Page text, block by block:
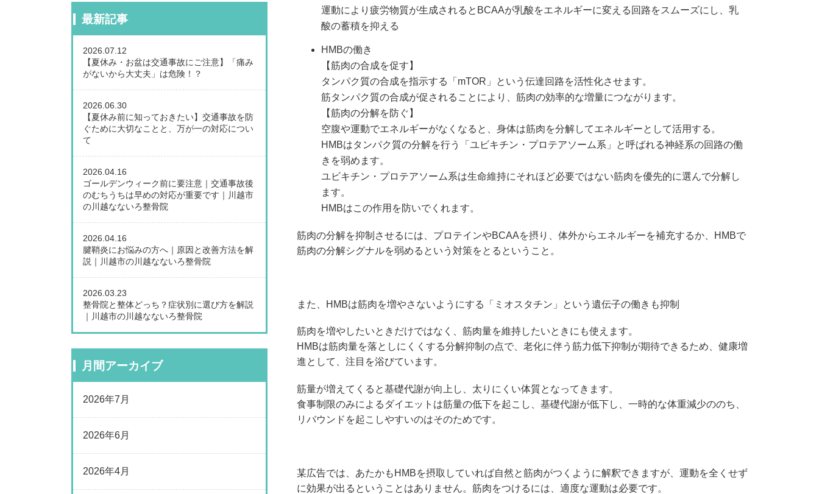
運動により疲労物質が生成されるとBCAAが乳酸をエネルギーに変える回路をスムーズにし、乳
酸の蓄積を抑える
HMBの働き
【筋肉の合成を促す】
タンパク質の合成を指示する「mTOR」という伝達回路を活性化させます。
筋タンパク質の合成が促されることにより、筋肉の効率的な増量につながります。
【筋肉の分解を防ぐ】
空腹や運動でエネルギーがなくなると、身体は筋肉を分解してエネルギーとして活用する。
HMBはタンパク質の分解を行う「ユビキチン・プロテアソーム系」と呼ばれる神経系の回路の働
きを弱めます。
ユビキチン・プロテアソーム系は生命維持にそれほど必要ではない筋肉を優先的に選んで分解し
ます。
HMBはこの作用を防いでくれます。
筋肉の分解を抑制させるには、プロテインやBCAAを摂り、体外からエネルギーを補充するか、HMBで
筋肉の分解シグナルを弱めるという対策をとるということ。
また、HMBは筋肉を増やさないようにする「ミオスタチン」という遺伝子の働きも抑制
筋肉を増やしたいときだけではなく、筋肉量を維持したいときにも使えます。
HMBは筋肉量を落としにくくする分解抑制の点で、老化に伴う筋力低下抑制が期待できるため、健康増
進として、注目を浴びています。
筋量が増えてくると基礎代謝が向上し、太りにくい体質となってきます。
食事制限のみによるダイエットは筋量の低下を起こし、基礎代謝が低下し、一時的な体重減少ののち、
リバウンドを起こしやすいのはそのためです。
某広告では、あたかもHMBを摂取していれば自然と筋肉がつくように解釈できますが、運動を全くせず
に効果が出るということはありません。筋肉をつけるには、適度な運動は必要です。
最新記事
2026.07.12
【夏休み・お盆は交通事故にご注意】「痛み
がないから大丈夫」は危険！？
2026.06.30
【夏休み前に知っておきたい】交通事故を防
ぐために大切なことと、万が一の対応につい
て
2026.04.16
ゴールデンウィーク前に要注意｜交通事故後
のむちうちは早めの対応が重要です｜川越市
の川越なないろ整骨院
2026.04.16
腱鞘炎にお悩みの方へ｜原因と改善方法を解
説｜川越市の川越なないろ整骨院
2026.03.23
整骨院と整体どっち？症状別に選び方を解説
｜川越市の川越なないろ整骨院
月間アーカイブ
2026年7月
2026年6月
2026年4月